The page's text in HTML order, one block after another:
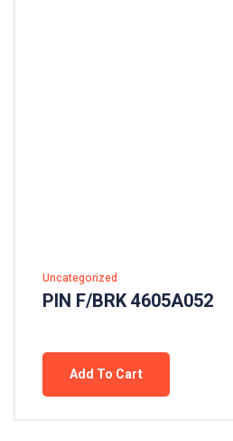
Uncategorized
PIN F/BRK 4605A052
Add To Cart